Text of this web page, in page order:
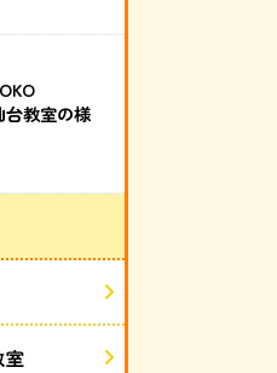
台教室の様
室